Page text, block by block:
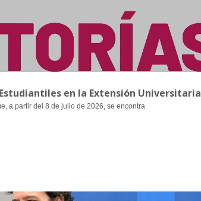
en la Extensión Universitaria
a partir del 8 de julio de 2026, se encontra